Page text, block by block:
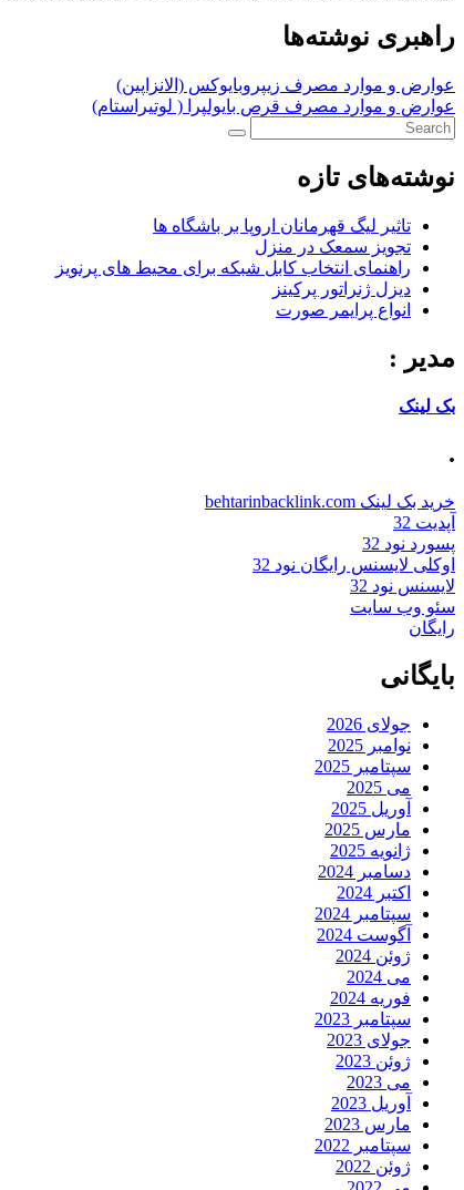
راهبری نوشته‌ها
عوارض و موارد مصرف زیپروبایوکس (الانزاپین)
عوارض و موارد مصرف قرص بایولپرا ( لوتیراستام)
نوشته‌های تازه
تاثیر لیگ قهرمانان اروپا بر باشگاه ها
تجویز سمعک در منزل
راهنمای انتخاب کابل شبکه برای محیط های پرنویز
دیزل ژنراتور پرکینز
انواع پرایمر صورت
مدیر :
بک لینک
.
خرید بک لینک behtarinbacklink.com
آپدیت 32
پسورد نود 32
اوکلی لایسنس رایگان نود 32
لایسنس نود 32
سئو وب سایت
رایگان
بایگانی
جولای 2026
نوامبر 2025
سپتامبر 2025
می 2025
آوریل 2025
مارس 2025
ژانویه 2025
دسامبر 2024
اکتبر 2024
سپتامبر 2024
آگوست 2024
ژوئن 2024
می 2024
فوریه 2024
سپتامبر 2023
جولای 2023
ژوئن 2023
می 2023
آوریل 2023
مارس 2023
سپتامبر 2022
ژوئن 2022